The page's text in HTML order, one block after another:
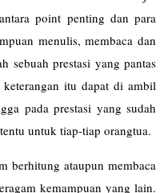
point penting dan para
menulis, membaca dan
sebuah prestasi yang pantas
itu dapat di ambil
pada prestasi yang sudah
untuk tiap-tiap orangtua.
berhitung ataupun membaca
kemampuan yang lain.